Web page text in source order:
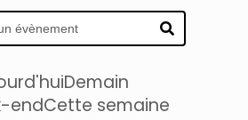
Demain
endCette semaine